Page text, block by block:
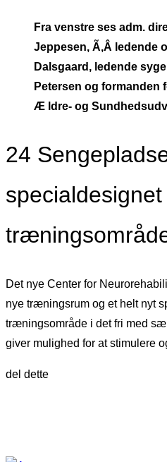
Fra venstre ses adm.
Jeppesen, Ã‚Â ledende
Dalsgaard, ledende
Petersen og formanden
Æ ldre- og
24
specialdesignet
Det nye Center for
nye træningsrum og et helt nyt
træningsområde i det fri med
giver mulighed for at stimulere
del dette